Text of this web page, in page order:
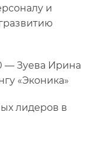
и
— Зуева Ирина
«Эконика»
лидеров в